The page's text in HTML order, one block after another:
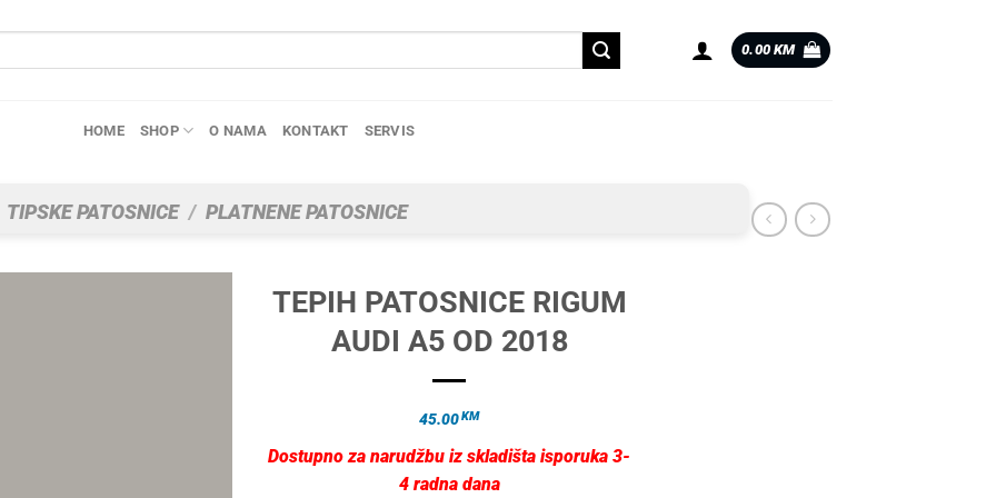
0.00 KM
HOME SHOP O NAMA KONTAKT SERVIS
TIPSKE PATOSNICE / PLATNENE PATOSNICE
TEPIH PATOSNICE RIGUM
AUDI A5 OD 2018
45.00KM
Dostupno za narudžbu iz skladišta isporuka 3-
4 radna dana